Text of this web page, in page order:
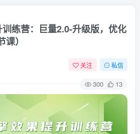
训练营：巨量2.0-升级版，优化
）
关注 私信
300 13